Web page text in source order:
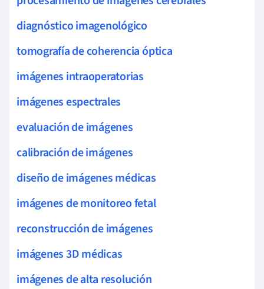
diagnóstico imagenológico
tomografía de coherencia óptica
imágenes intraoperatorias
imágenes espectrales
evaluación de imágenes
calibración de imágenes
diseño de imágenes médicas
imágenes de monitoreo fetal
reconstrucción de imágenes
imágenes 3D médicas
imágenes de alta resolución